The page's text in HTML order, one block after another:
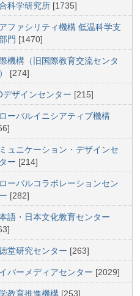
科学研究所 [1735]
ファシリティ機構 低温科学支
門 [1470]
機構（旧国際教育交流センタ
[274]
デザインセンター [215]
ーバルイニシアティブ機構
ュニケーション・デザインセ
ー [214]
ーバルコラボレーションセン
[282]
語・日本文化教育センター
堂研究センター [263]
バーメディアセンター [2029]
教育推進機構 [253]